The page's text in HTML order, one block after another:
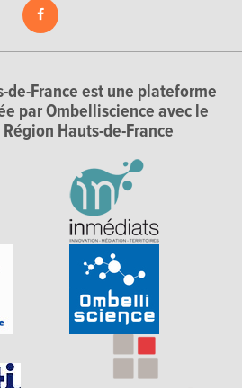
de-France est une plateforme
par Ombelliscience avec le
Hauts-de-France